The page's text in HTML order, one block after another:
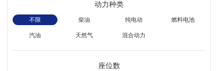
动力种类
不限 柴油 纯电动 燃料电池
汽油 天然气 混合动力
座位数